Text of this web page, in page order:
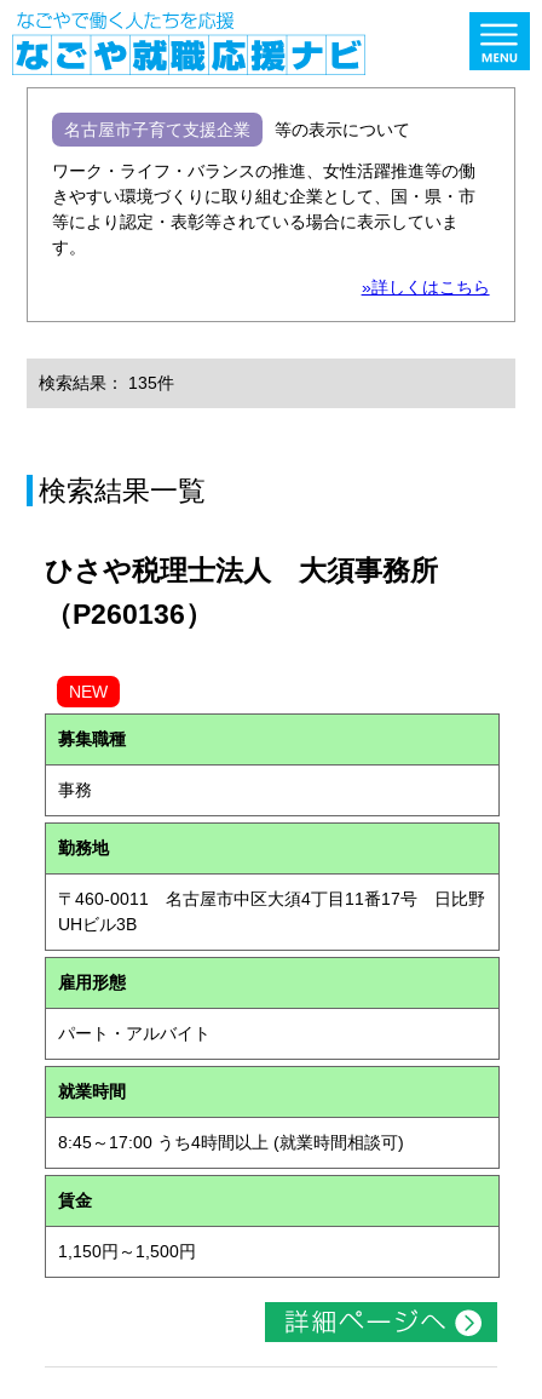
名古屋市子育て支援企業 等の表示について
ワーク・ライフ・バランスの推進、女性活躍推進等の働
きやすい環境づくりに取り組む企業として、国・県・市
等により認定・表彰等されている場合に表示していま
す。
»詳しくはこちら
検索結果： 135件
検索結果一覧
ひさや税理士法人 大須事務所
（P260136）
NEW
募集職種
事務
勤務地
〒460-0011 名古屋市中区大須4丁目11番17号 日比野
UHビル3B
雇用形態
パート・アルバイト
就業時間
8:45～17:00 うち4時間以上 (就業時間相談可)
賃金
1,150円～1,500円